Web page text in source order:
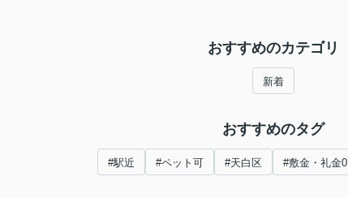
おすすめのカテゴリ
新着
おすすめのタグ
#駅近 #ペット可 #天白区 #敷金・礼金0